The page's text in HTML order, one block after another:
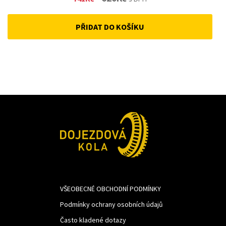
price
was:
price
is:
PŘIDAT DO KOŠÍKU
VŠEOBECNÉ OBCHODNÍ PODMÍNKY
Podmínky ochrany osobních údajů
Často kladené dotazy